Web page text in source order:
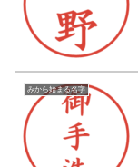
みから始まる名字